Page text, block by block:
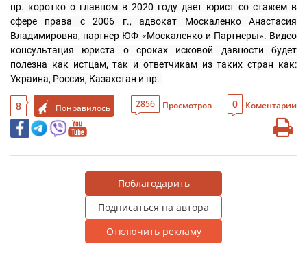
пр. коротко о главном в 2020 году дает юрист со стажем в
сфере права с 2006 г., адвокат Москаленко Анастасия
Владимировна, партнер ЮФ «Москаленко и Партнеры». Видео
консультация юриста о сроках исковой давности будет
полезна как истцам, так и ответчикам из таких стран как:
Украина, Россия, Казахстан и пр.
8 Понравилось 2856 Просмотров 0 Коментарии
Поблагодарить
Подписаться на автора
Отключить рекламу